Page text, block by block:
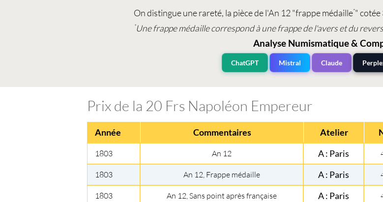
On distingue une rareté, la pièce de l'An 12 "frappe médaille*" cotée
*Une frappe médaille correspond à une frappe de l'avers et du
Analyse Numismatique &
ChatGPT Mistral Claude
Prix de la 20 Frs Napoléon Empereur
Année Commentaires Atelier
1803 An 12 A : Paris
1803 An 12, Frappe médaille A : Paris
1803 An 12, Sans point après française A : Paris